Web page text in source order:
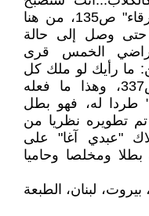
رئيسا، ولكن لا تعامل الآخرين كأرقاء" ص135، من هنا
حتى وصل إلى حالة
أراضي الخمس قرى
ما رأيك لو ملك كل
شخص الأراض التي يحرثها؟ ص337، وهذا ما فعله
طردا له، فهو بطل
تطويره نظريا من
"عبدي آغا" على
ومخلصا وحاميا
لبنان، الطبعة